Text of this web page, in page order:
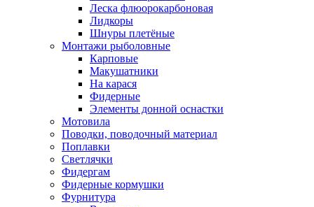
Леска флюорокарбоновая
Лидкоры
Шнуры плетёные
Монтажи рыболовные
Карповые
Макушатники
На карася
Фидерные
Элементы донной оснастки
Мотовила
Поводки, поводочный материал
Поплавки
Светлячки
Фидергам
Фидерные кормушки
Фурнитура